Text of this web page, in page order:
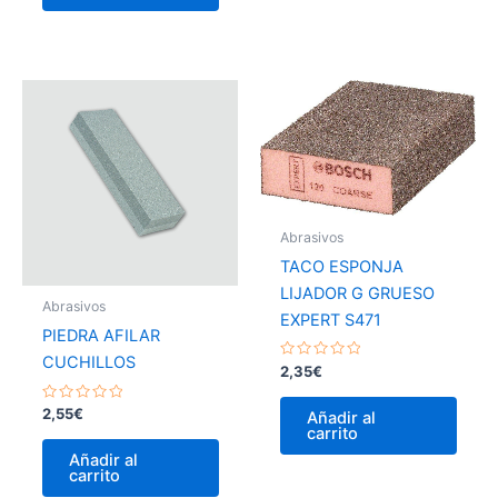
Abrasivos
PIEDRA AFILAR
CUCHILLOS
Valorado
con
0
2,55€
Añadir al
carrito
Abrasivos
TACO ESPONJA
LIJADOR G GRUESO
EXPERT S471
Valorado
con
0
2,35€
Añadir al
carrito